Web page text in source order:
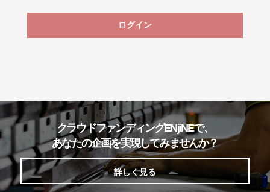
ログイン
クラウドファンディングENjiNEで、
あなたの企画を実現してみませんか？
詳しく見る